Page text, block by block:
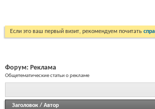
Если это ваш первый визит, рекомендуем почитать
Форум: Реклама
Общетематические статьи о рекламе
Заголовок / Автор